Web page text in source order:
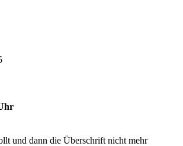
und dann die Überschrift nicht mehr